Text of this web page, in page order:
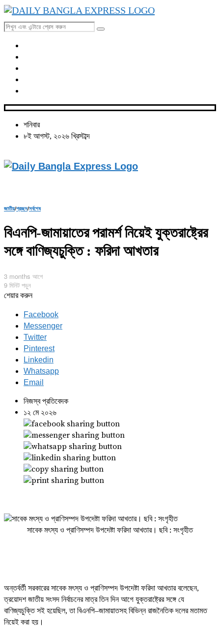
শনিবার
৮ই আগস্ট, ২০২৬ খ্রিস্টাব্দ
জাতীয়/প্রচ্ছদ/সর্বশেষ
বিএনপি-জামায়াতের পরামর্শ নিয়েই যুক্তরাষ্ট্রের
সঙ্গে বাণিজ্যচুক্তি : ফরিদা আখতার
3 months আগে
9 মিনিট পড়ুন
শেয়ার করুন
Facebook
Messenger
Twitter
Pinterest
Linkedin
Whatsapp
Email
নিজস্ব প্রতিবেদক
১২ মে ২০২৬
সাবেক মৎস্য ও প্রাণিসম্পদ উপদেষ্টা ফরিদা আখতার। ছবি : সংগৃহীত
অন্তর্বর্তী সরকারের সাবেক মৎস্য ও প্রাণিসম্পদ উপদেষ্টা ফরিদা আখতার বলেছেন,
ত্রয়োদশ জাতীয় সংসদ নির্বাচনের মাত্র তিন দিন আগে যুক্তরাষ্ট্রের সঙ্গে যে
বাণিজ্যচুক্তি সই হয়েছিল, তা বিএনপি–জামায়াতসহ বিভিন্ন রাজনৈতিক দলের মতামত
নিয়েই করা হয়।